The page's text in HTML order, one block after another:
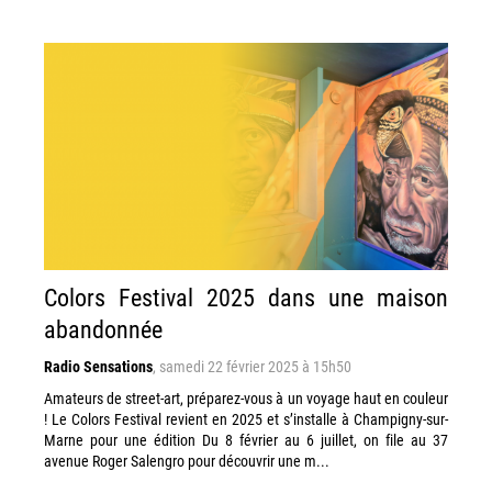
Colors Festival 2025 dans une maison
abandonnée
Radio Sensations, samedi 22 février 2025 à 15h50
Amateurs de street-art, préparez-vous à un voyage haut en couleur
! Le Colors Festival revient en 2025 et s’installe à Champigny-sur-
Marne pour une édition Du 8 février au 6 juillet, on file au 37
avenue Roger Salengro pour découvrir une m...